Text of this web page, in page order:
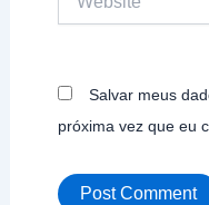
Salvar meus
próxima vez que eu